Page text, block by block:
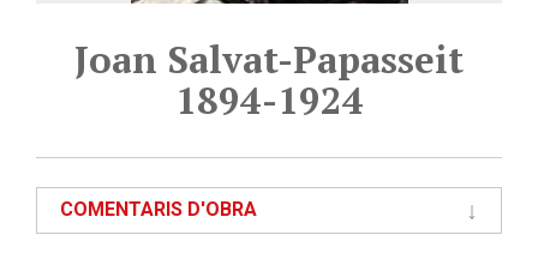
Joan Salvat-Papasseit
1894-1924
COMENTARIS D'OBRA